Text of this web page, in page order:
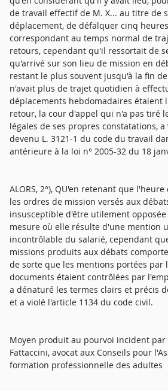
de travail effectif de M. X... au titre de
déplacement, de défalquer cinq
correspondant au temps normal de
retours, cependant qu'il ressortait de
qu'arrivé sur son lieu de mission en
restant le plus souvent jusqu'à la fin
n'avait plus de trajet quotidien à
déplacements hebdomadaires étaient
retour, la cour d'appel qui n'a pas tiré
légales de ses propres constatations,
devenu L. 3121-1 du code du travail
antérieure à la loi n° 2005-32 du 18
ALORS, 2°), QU'en retenant que
les ordres de mission versés aux
insusceptible d'être utilement opposée
mesure où elle résulte d'une mention
incontrôlable du salarié, cependant
missions produits aux débats
de sorte que les mentions portées par
documents étaient contrôlées par
a dénaturé les termes clairs et précis
et a violé l'article 1134 du code civil.
Moyen produit au pourvoi incident par
Fattaccini, avocat aux Conseils pour
formation professionnelle des adultes